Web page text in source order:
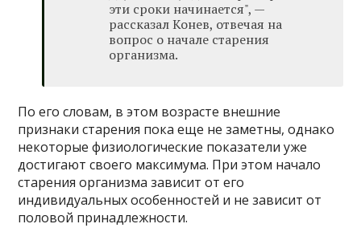
эти сроки начинается", —
рассказал Конев, отвечая на
вопрос о начале старения
организма.
По его словам, в этом возрасте внешние
признаки старения пока еще не заметны, однако
некоторые физиологические показатели уже
достигают своего максимума. При этом начало
старения организма зависит от его
индивидуальных особенностей и не зависит от
половой принадлежности.